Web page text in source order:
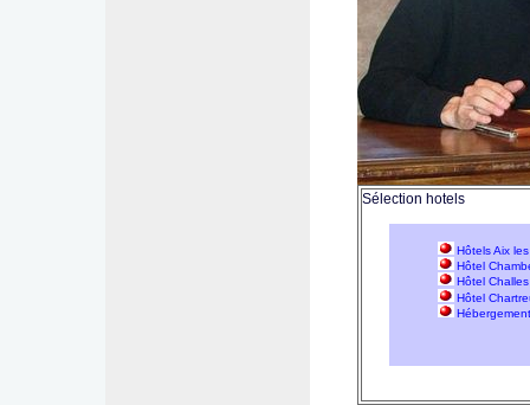
Sélection hotels
Hôtels Aix
Hôtel
Hôtel
Hôtel